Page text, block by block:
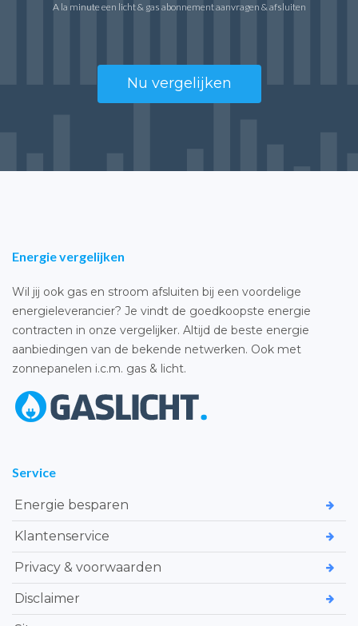
A la minute een licht & gas abonnement aanvragen & afsluiten
Nu vergelijken
Energie vergelijken
Wil jij ook gas en stroom afsluiten bij een voordelige
energieleverancier? Je vindt de goedkoopste energie
contracten in onze vergelijker. Altijd de beste energie
aanbiedingen van de bekende netwerken. Ook met
zonnepanelen i.c.m. gas & licht.
Service
Energie besparen
Klantenservice
Privacy & voorwaarden
Disclaimer